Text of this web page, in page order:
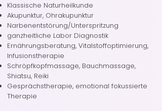
Klassische Naturheilkunde
Akupunktur, Ohrakupunktur
Narbenentstörung/Unterspritzung
ganzheitliche Labor Diagnostik
Ernährungsberatung, Vitalstoffoptimierung,
Infusionstherapie
Schröpfkopfmassage, Bauchmassage,
Shiatsu, Reiki
Gesprächstherapie, emotional fokussierte
Therapie